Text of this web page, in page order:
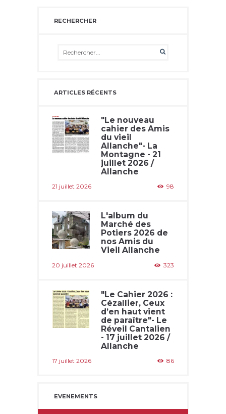
RECHERCHER
ARTICLES RÉCENTS
"Le nouveau
cahier des Amis
du vieil
Allanche"- La
Montagne - 21
juillet 2026 /
Allanche
21 juillet 2026 98
L'album du
Marché des
Potiers 2026 de
nos Amis du
Vieil Allanche
20 juillet 2026 323
"Le Cahier 2026 :
Cézallier, Ceux
d’en haut vient
de paraître"- Le
Réveil Cantalien
- 17 juillet 2026 /
Allanche
17 juillet 2026 86
EVENEMENTS